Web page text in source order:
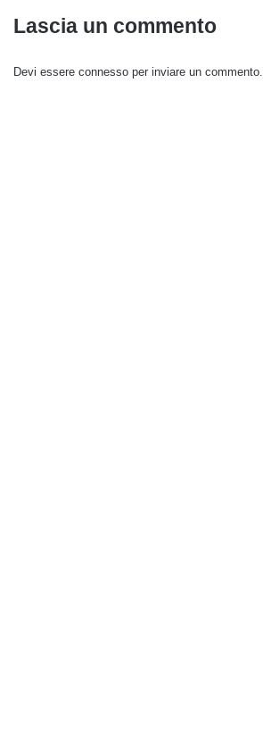
Lascia un commento
Devi essere connesso per inviare un commento.